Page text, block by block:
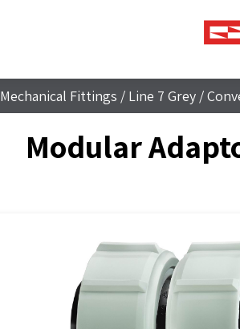
Mechanical Fittings / Line 7 Grey /
Modular